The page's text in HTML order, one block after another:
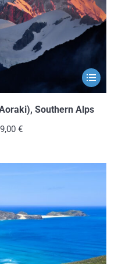
der
gewählt
Dieses
Produkt
weist
können
Southern Alps
€